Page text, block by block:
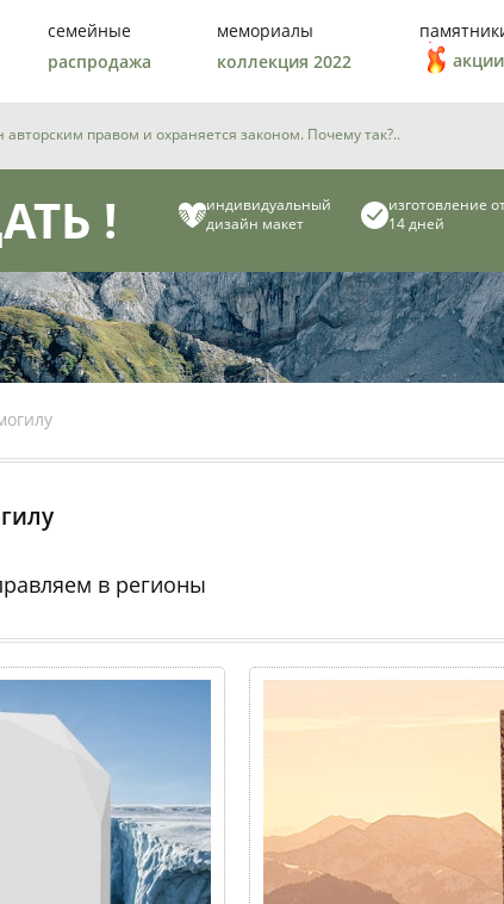
семейные
распродажа
мемориалы
коллекция 2022
правом и охраняется законом. Почему так?..
!
индивидуальный
дизайн макет
изготовление
14 дней
в регионы